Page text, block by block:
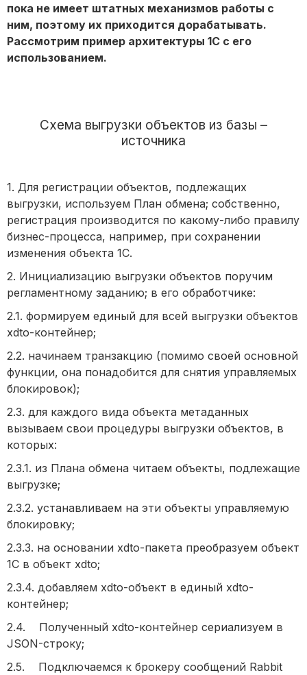
пока не имеет штатных механизмов работы с
ним, поэтому их приходится дорабатывать.
Рассмотрим пример архитектуры 1С с его
использованием.
Схема выгрузки объектов из базы –
источника
1. Для регистрации объектов, подлежащих
выгрузки, используем План обмена; собственно,
регистрация производится по какому-либо правилу
бизнес-процесса, например, при сохранении
изменения объекта 1С.
2. Инициализацию выгрузки объектов поручим
регламентному заданию; в его обработчике:
2.1. формируем единый для всей выгрузки объектов
xdto-контейнер;
2.2. начинаем транзакцию (помимо своей основной
функции, она понадобится для снятия управляемых
блокировок);
2.3. для каждого вида объекта метаданных
вызываем свои процедуры выгрузки объектов, в
которых:
2.3.1. из Плана обмена читаем объекты, подлежащие
выгрузке;
2.3.2. устанавливаем на эти объекты управляемую
блокировку;
2.3.3. на основании xdto-пакета преобразуем объект
1С в объект xdto;
2.3.4. добавляем xdto-объект в единый xdto-
контейнер;
2.4. Полученный xdto-контейнер сериализуем в
JSON-строку;
2.5. Подключаемся к брокеру сообщений Rabbit